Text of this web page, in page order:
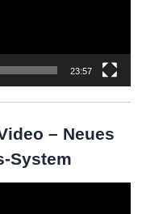
23:57
– Neues
System